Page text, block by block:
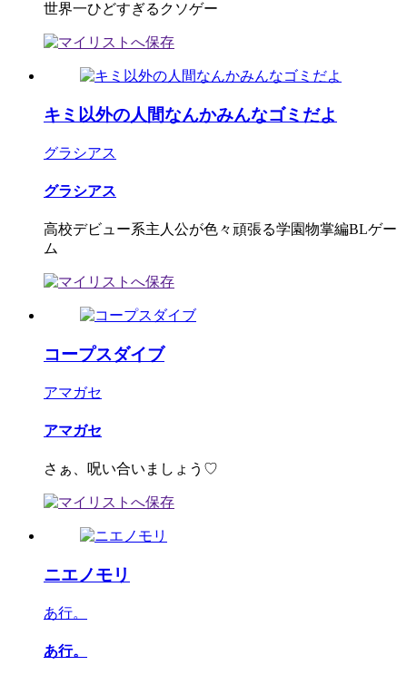
世界一ひどすぎるクソゲー
キミ以外の人間なんかみんなゴミだよ
グラシアス
グラシアス
高校デビュー系主人公が色々頑張る学園物掌編BLゲー
ム
コープスダイブ
アマガセ
アマガセ
さぁ、呪い合いましょう♡
ニエノモリ
あ行。
あ行。